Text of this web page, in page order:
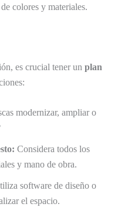
colores y materiales.
es crucial tener un plan
modernizar, ampliar o
Considera todos los
y mano de obra.
software de diseño o
el espacio.